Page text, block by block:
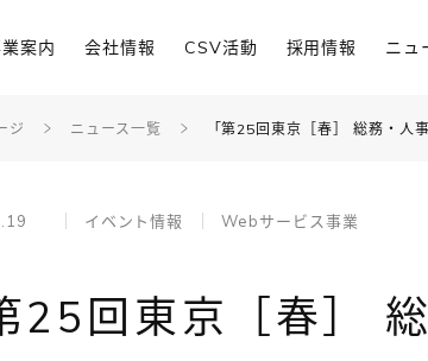
案内 会社情報 CSV活動 採用情報 ニュ
ジ ニュース一覧 「第25回東京［春］ 総務・
イベント情報 Webサービス事業
25回東京［春］